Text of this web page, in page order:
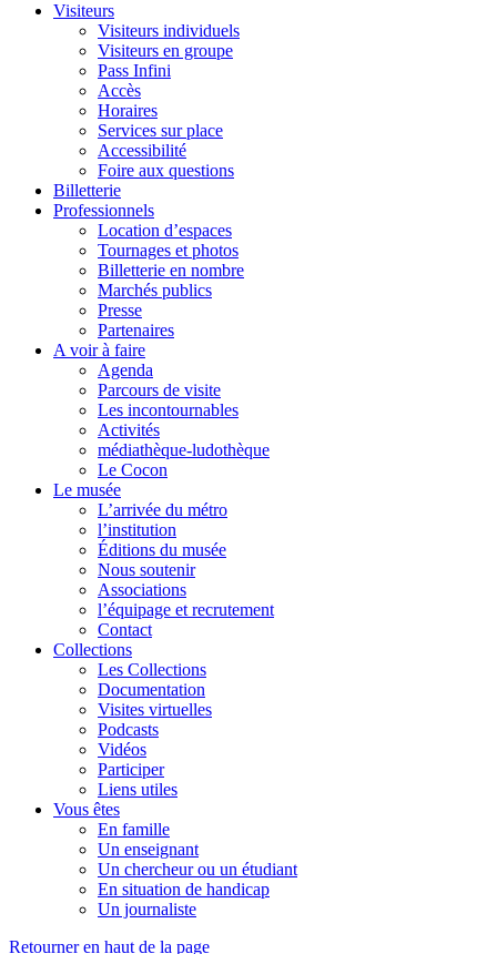
Visiteurs
Visiteurs individuels
Visiteurs en groupe
Pass Infini
Accès
Horaires
Services sur place
Accessibilité
Foire aux questions
Billetterie
Professionnels
Location d’espaces
Tournages et photos
Billetterie en nombre
Marchés publics
Presse
Partenaires
A voir à faire
Agenda
Parcours de visite
Les incontournables
Activités
médiathèque-ludothèque
Le Cocon
Le musée
L’arrivée du métro
l’institution
Éditions du musée
Nous soutenir
Associations
l’équipage et recrutement
Contact
Collections
Les Collections
Documentation
Visites virtuelles
Podcasts
Vidéos
Participer
Liens utiles
Vous êtes
En famille
Un enseignant
Un chercheur ou un étudiant
En situation de handicap
Un journaliste
Retourner en haut de la page